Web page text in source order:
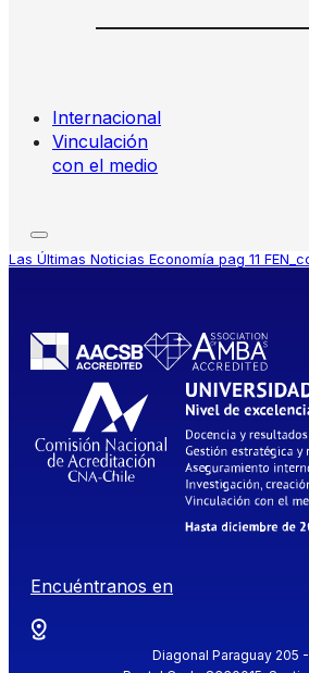
Internacional
Vinculación
con el medio
Las Últimas Noticias Economía pag 11
Encuéntranos en
Diagonal Paraguay 205